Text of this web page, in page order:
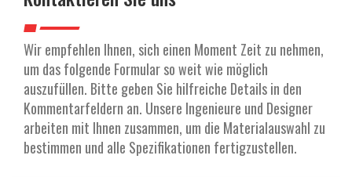
Wir empfehlen Ihnen, sich einen Moment Zeit zu nehmen,
um das folgende Formular so weit wie möglich
auszufüllen. Bitte geben Sie hilfreiche Details in den
Kommentarfeldern an. Unsere Ingenieure und Designer
arbeiten mit Ihnen zusammen, um die Materialauswahl zu
bestimmen und alle Spezifikationen fertigzustellen.